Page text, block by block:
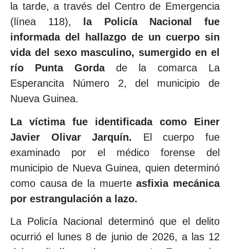
la tarde, a través del Centro de Emergencia
(línea 118), la Policía Nacional fue
informada del hallazgo de un cuerpo sin
vida del sexo masculino, sumergido en el
río Punta Gordade la comarca La
Esperancita Número 2, del municipio de
Nueva Guinea.
La víctima fue identificada como
Einer
Javier Olivar Jarquín. El cuerpo fue
examinado por el médico forense del
municipio de Nueva Guinea, quien determinó
como causa de la muerteasfixia mecánica
por estrangulación a lazo.
La Policía Nacional determinó que el delito
ocurrió el lunes 8 de junio de 2026, a las 12